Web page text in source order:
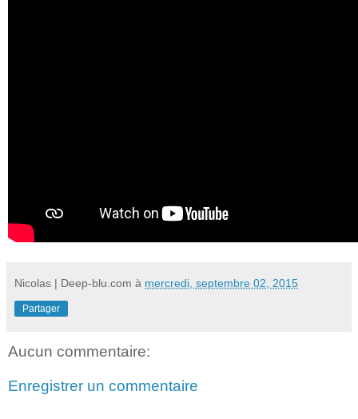
Nicolas | Deep-blu.com à mercredi, septembre 02, 2015
Partager
Aucun commentaire:
Enregistrer un commentaire